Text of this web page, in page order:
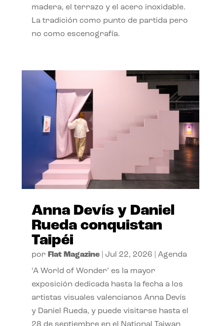
madera, el terrazo y el acero inoxidable.
La tradición como punto de partida pero
no como escenografía.
Anna Devís y Daniel
Rueda conquistan
Taipéi
por Flat Magazine| Jul 22, 2026 Agenda
‘A World of Wonder’ es la mayor
exposición dedicada hasta la fecha a los
artistas visuales valencianos Anna Devís
y Daniel Rueda, y puede visitarse hasta el